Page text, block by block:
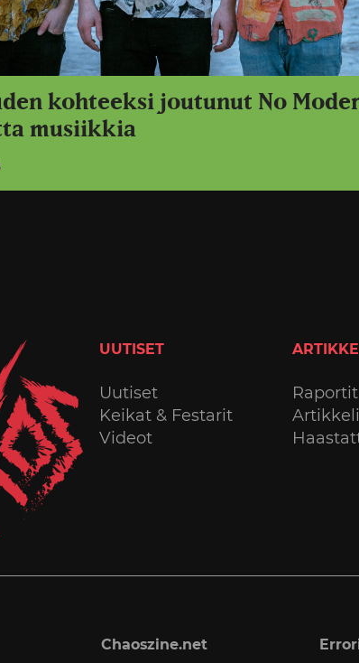
kohteeksi joutunut No
musiikkia
UUTISET
Uutiset
Keikat & Festarit
Videot
Raportit
Chaoszine.net